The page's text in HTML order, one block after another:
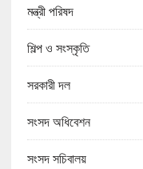
মন্ত্রী পরিষদ
শিল্প ও সংস্কৃতি
সরকারী দল
সংসদ অধিবেশন
সংসদ সচিবালয়